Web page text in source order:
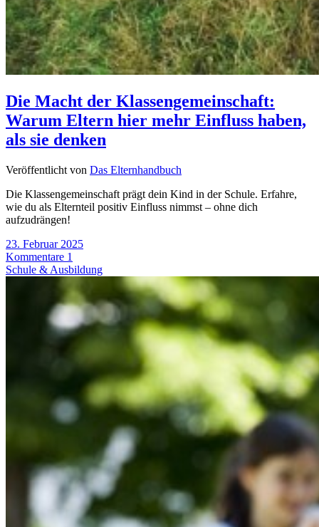
Die Macht der Klassengemeinschaft:
Warum Eltern hier mehr Einfluss haben,
als sie denken
Veröffentlicht von Das Elternhandbuch
Die Klassengemeinschaft prägt dein Kind in der Schule. Erfahre,
wie du als Elternteil positiv Einfluss nimmst – ohne dich
aufzudrängen!
23. Februar 2025
Kommentare 1
Schule & Ausbildung